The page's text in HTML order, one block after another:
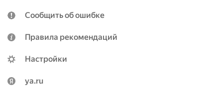
Сообщить об ошибке
Правила рекомендаций
Настройки
ya.ru